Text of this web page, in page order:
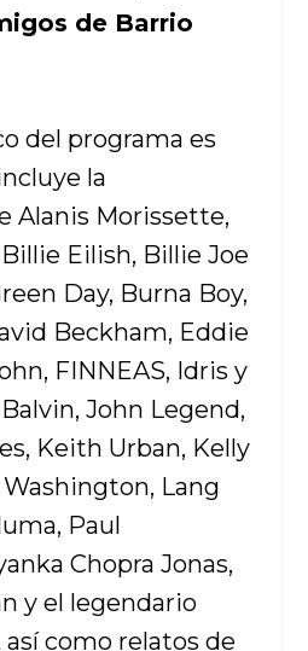
de Barrio
del programa es
la
Alanis Morissette,
Eilish, Billie Joe
Day, Burna Boy,
Beckham, Eddie
FINNEAS, Idris y
John Legend,
Keith Urban, Kelly
Lang
Paul
Chopra Jonas,
y el legendario
como relatos de